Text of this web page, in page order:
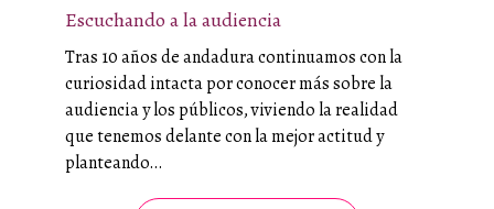
Escuchando a la audiencia
Tras 10 años de andadura continuamos con la
curiosidad intacta por conocer más sobre la
audiencia y los públicos, viviendo la realidad
que tenemos delante con la mejor actitud y
planteando…